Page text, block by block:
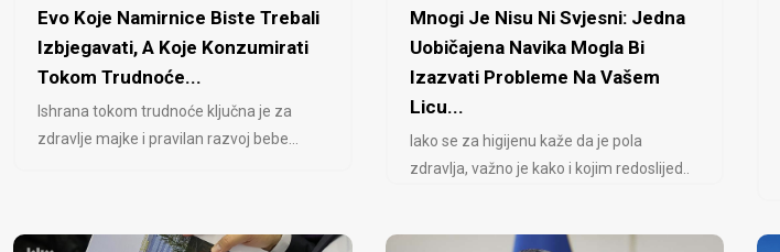
Evo Koje Namirnice Biste Trebali
Izbjegavati, A Koje Konzumirati
Tokom Trudnoće...
Ishrana tokom trudnoće ključna je za
zdravlje majke i pravilan razvoj bebe...
Mnogi Je Nisu Ni Svjesni: Jedna
Uobičajena Navika Mogla Bi
Izazvati Probleme Na Vašem
Licu...
Iako se za higijenu kaže da je pola
zdravlja, važno je kako i kojim redoslijed..